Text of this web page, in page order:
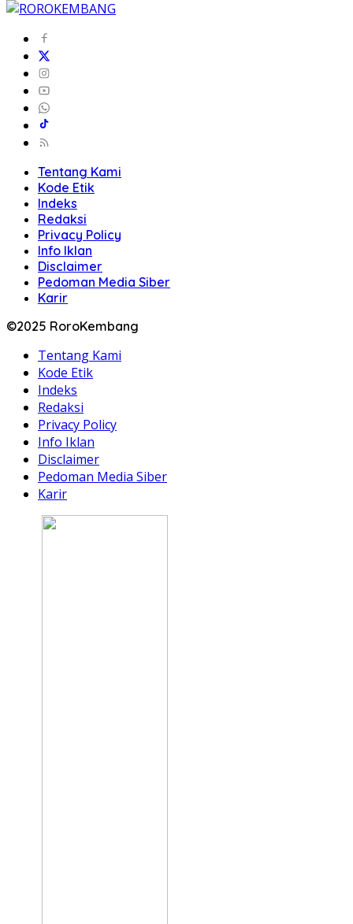
Tentang Kami
Kode Etik
Indeks
Redaksi
Privacy Policy
Info Iklan
Disclaimer
Pedoman Media Siber
Karir
©2025 RoroKembang
Tentang Kami
Kode Etik
Indeks
Redaksi
Privacy Policy
Info Iklan
Disclaimer
Pedoman Media Siber
Karir